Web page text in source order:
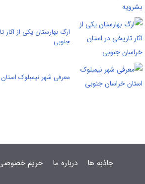
ارگ بهارستان یکی از
جنوبی
معرفی شهر نیمبلوک
جاذبه ها درباره ما حریم